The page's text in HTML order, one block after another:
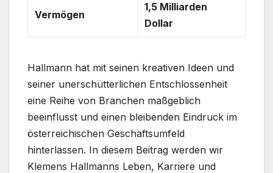
Vermögen
1,5 Milliarden
Dollar
Hallmann hat mit seinen kreativen Ideen und
seiner unerschütterlichen Entschlossenheit
eine Reihe von Branchen maßgeblich
beeinflusst und einen bleibenden Eindruck im
österreichischen Geschäftsumfeld
hinterlassen. In diesem Beitrag werden wir
Klemens Hallmanns Leben, Karriere und